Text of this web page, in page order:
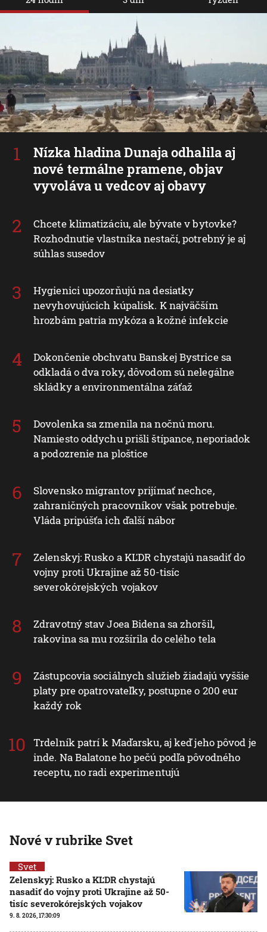
Nízka hladina Dunaja odhalila aj
nové termálne pramene, objav
vyvoláva u vedcov aj obavy
Chcete klimatizáciu, ale bývate v bytovke?
Rozhodnutie vlastníka nestačí, potrebný je aj
súhlas susedov
Hygienici upozorňujú na desiatky
nevyhovujúcich kúpalísk. K najväčším
hrozbám patria mykóza a kožné infekcie
Dokončenie obchvatu Banskej Bystrice sa
odkladá o dva roky, dôvodom sú nelegálne
skládky a environmentálna záťaž
Dovolenka sa zmenila na nočnú moru.
Namiesto oddychu prišli štípance, neporiadok
a podozrenie na ploštice
Slovensko migrantov prijímať nechce,
zahraničných pracovníkov však potrebuje.
Vláda pripúšťa ich ďalší nábor
Zelenskyj: Rusko a KĽDR chystajú nasadiť do
vojny proti Ukrajine až 50-tisíc
severokórejských vojakov
Zdravotný stav Joea Bidena sa zhoršil,
rakovina sa mu rozšírila do celého tela
Zástupcovia sociálnych služieb žiadajú vyššie
platy pre opatrovateľky, postupne o 200 eur
každý rok
Trdelník patrí k Maďarsku, aj keď jeho pôvod je
inde. Na Balatone ho pečú podľa pôvodného
receptu, no radi experimentujú
Nové v rubrike Svet
Svet
Zelenskyj: Rusko a KĽDR chystajú
nasadiť do vojny proti Ukrajine až 50-
tisíc severokórejských vojakov
9. 8. 2026, 17:30:09